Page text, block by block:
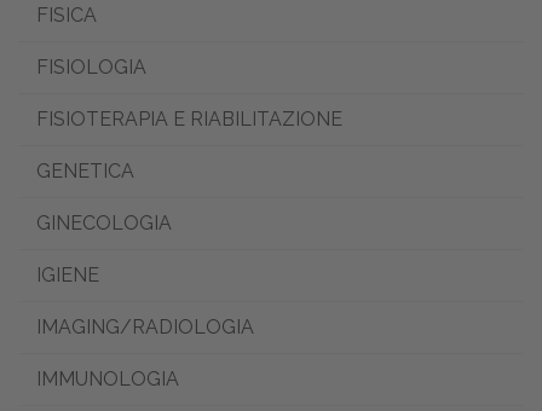
FISICA
FISIOLOGIA
FISIOTERAPIA E RIABILITAZIONE
GENETICA
GINECOLOGIA
IGIENE
IMAGING/RADIOLOGIA
IMMUNOLOGIA